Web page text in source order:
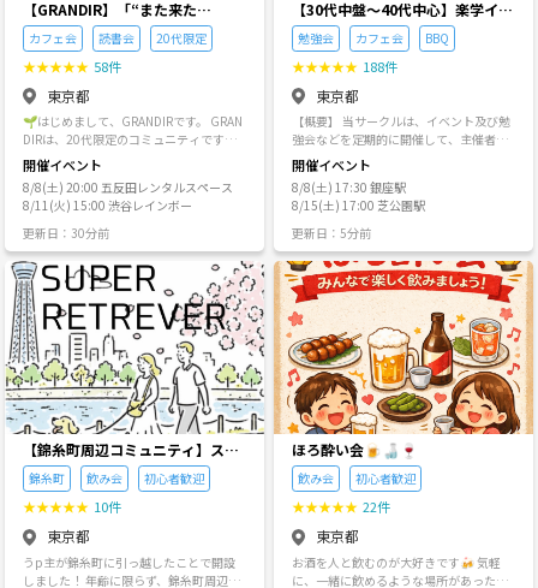
ます！
が生まれるよう、毎回テーマや企画に工
夫を凝らしています ⭐️おしゃれなカフェ
や夜景スポットなど、場所にもこだわっ
た開催 ■ こんな方におすすめ ⭐️新しい
友達や価値観の近い仲間と出会いたい ⭐️
週末を楽しく過ごしたい ⭐️初めてでも参
加しやすいイベントを探している ⭐️飲み
会やパーティーが好きだけど、落ち着い
た雰囲気も大事にしたい ⭐️SNSやLINE公
式からも最新情報を発信中！ ♪皆さまの
ご参加を、主催チーム一同お待ちしてい
ます♪
【GRANDIR】「“また来た
い”が、自然と増えていくコミュ
ニティ
カフェ会 読書会 20代限定
★★★★★ 58件
東京都
🌱はじめまして、GRANDIRです。 GRAN
DIRは、20代限定のコミュニティです。
社会人になると、 新しい友達ができる機
会は少しずつ減っていきます。 「休日を
もっと楽しみたい。」 「新しい趣味を見
つけたい。」 「一人でも気軽に出かけら
れる場所がほしい。」 そんな想いを持っ
た方が、自然と集まる場所です。 ⸻ G
RANDIRが大切にしていること 私たちが
大切にしているのは、 イベントの数で
も、参加人数でもありません。 「また会
いたい。」 そう思える人との出会いで
す。 カフェでゆっくり話したり、 一緒に
本を読んだり、 ご飯を食べたり、 謎解き
で笑ったり。 特別なことをしなくても、
誰かと過ごす時間が少しだけ毎日を豊か
にしてくれる。 そんなコミュニティを目
指しています。 ⸻ こんな方におすす
めです🌿 ✔ 一人でも参加できるコミュ
ニティを探している ✔ 社会人になって友
達が減ったと感じる ✔ 休日をもっと充実
させたい ✔ 新しい趣味を見つけたい ✔
落ち着いた雰囲気が好き ✔ 無理なく自然
につながれる場所がほしい ⸻ 初参
加・一人参加について GRANDIRでは、
初参加・一人参加の方がほとんどです。
開催イベント
8/8(土) 20:00 五反田レンタルスペース
8/11(火) 15:00 渋谷レインボー
更新日：30分前
【30代中盤〜40代中心】楽学イベ
ント・勉強会コミュニティ
勉強会 カフェ会 BBQ
★★★★★ 188件
東京都
【概要】 当サークルは、イベント及び勉
強会などを定期的に開催して、主催者、
参加者同士が交流を深めながら、様々な
体験、学びが得られ、知識・情報の交換
の場、友人・仲間作りができる事を目的
としたサークルです。 なお、他のつなげ
ーと参加者の方々からのご意見も頂き、3
0代中盤以上も参加しやすいサークルのご
要望があったため、当サークルは主催者
と年代の近い「30代中盤〜40代中心」と
させて頂きますが、それ以外の年齢の方
もそれを予めご了承頂ければ、参加自体
はOKです。 【補足・注意事項】 ・当コ
ミュニティのイベントの参加者同士での
トラブルにつきましては、当コミュニテ
ィでは一切負いかねますので、予めご了
承ください。 ・参加費のお支払いについ
ての詳細、キャンセルポリシーなどは、
各イベント毎に設定するため、参加する
際にご確認頂く様、お願いします。 な
お、参加チケットに設定している参加費
はコミュニティ運営費用とさせて頂きま
す。 ・イベントの参加者の申込み状況次
第では、男女比を調整させて頂く場合も
ありますが、ご理解の程、宜しくお願い
します。 また、女性参加者が1名で居づ
開催イベント
8/8(土) 17:30 銀座駅
8/15(土) 17:00 芝公園駅
更新日：5分前
【錦糸町周辺コミュニティ】スー
パーレトリバー
錦糸町 飲み会 初心者歓迎
★★★★★ 10件
東京都
うp主が錦糸町に引っ越したことで開設
しました！ 年齢に限らず、錦糸町周辺で
ほろ酔い会🍺🍶🍷
飲み会 初心者歓迎
★★★★★ 22件
東京都
お酒を人と飲むのが大好きです🍻 気軽
に、一緒に飲めるような場所があったら